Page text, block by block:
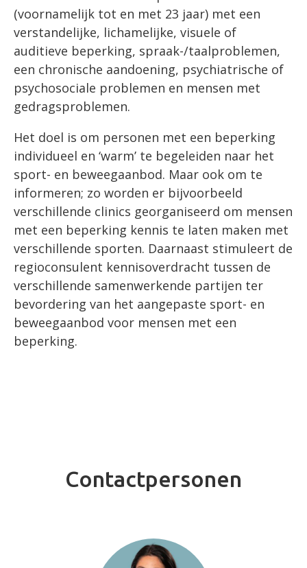
(voornamelijk tot en met 23 jaar) met een
verstandelijke, lichamelijke, visuele of
auditieve beperking, spraak-/taalproblemen,
een chronische aandoening, psychiatrische of
psychosociale problemen en mensen met
gedragsproblemen.
Het doel is om personen met een beperking
individueel en ‘warm’ te begeleiden naar het
sport- en beweegaanbod. Maar ook om te
informeren; zo worden er bijvoorbeeld
verschillende clinics georganiseerd om mensen
met een beperking kennis te laten maken met
verschillende sporten. Daarnaast stimuleert de
regioconsulent kennisoverdracht tussen de
verschillende samenwerkende partijen ter
bevordering van het aangepaste sport- en
beweegaanbod voor mensen met een
beperking.
Contactpersonen